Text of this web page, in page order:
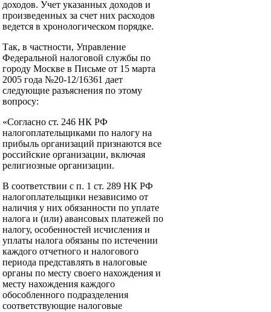
доходов. Учет указанных доходов и
произведенных за счет них расходов
ведется в хронологическом порядке.
Так, в частности, Управление
Федеральной налоговой службы по
городу Москве в Письме от 15 марта
2005 года №20-12/16361 дает
следующие разъяснения по этому
вопросу:
«Согласно ст. 246 НК РФ
налогоплательщиками по налогу на
прибыль организаций признаются все
российские организации, включая
религиозные организации.
В соответствии с п. 1 ст. 289 НК РФ
налогоплательщики независимо от
наличия у них обязанности по уплате
налога и (или) авансовых платежей по
налогу, особенностей исчисления и
уплаты налога обязаны по истечении
каждого отчетного и налогового
периода представлять в налоговые
органы по месту своего нахождения и
месту нахождения каждого
обособленного подразделения
соответствующие налоговые